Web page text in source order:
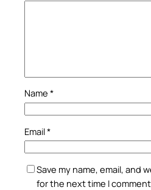
Name *
Email*
Save my name, email, and
for the next time I